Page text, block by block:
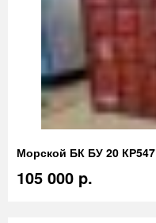
Морской БК БУ 20 КР547
105 000 p.